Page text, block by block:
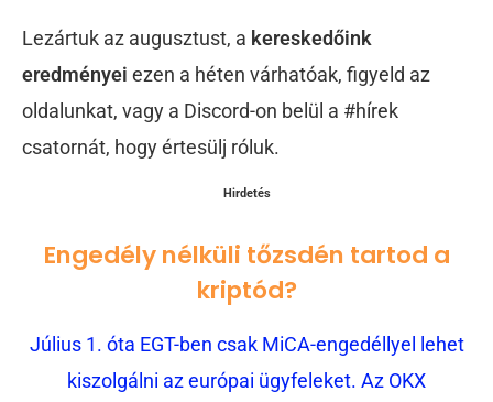
Lezártuk az augusztust, a kereskedőink
eredményei ezen a héten várhatóak, figyeld az
oldalunkat, vagy a Discord-on belül a #hírek
csatornát, hogy értesülj róluk.
Hirdetés
Engedély nélküli tőzsdén tartod a
kriptód?
Július 1. óta EGT-ben csak MiCA-engedéllyel lehet
kiszolgálni az európai ügyfeleket. Az OKX